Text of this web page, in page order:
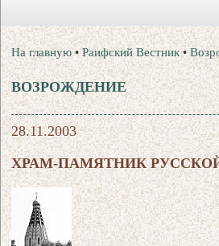
На главную •Раифский Вестник •
ВОЗРОЖДЕНИЕ
28.11.2003
ХРАМ-ПАМЯТНИК